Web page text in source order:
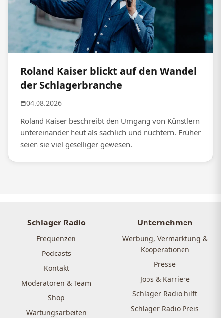
Roland Kaiser blickt auf den Wandel
der Schlagerbranche
04.08.2026
Roland Kaiser beschreibt den Umgang von Künstlern
untereinander heut als sachlich und nüchtern. Früher
seien sie viel geselliger gewesen.
Schlager Radio
Frequenzen
Podcasts
Kontakt
Moderatoren & Team
Shop
Wartungsarbeiten
Unternehmen
Werbung, Vermarktung &
Kooperationen
Presse
Jobs & Karriere
Schlager Radio hilft
Schlager Radio Preis